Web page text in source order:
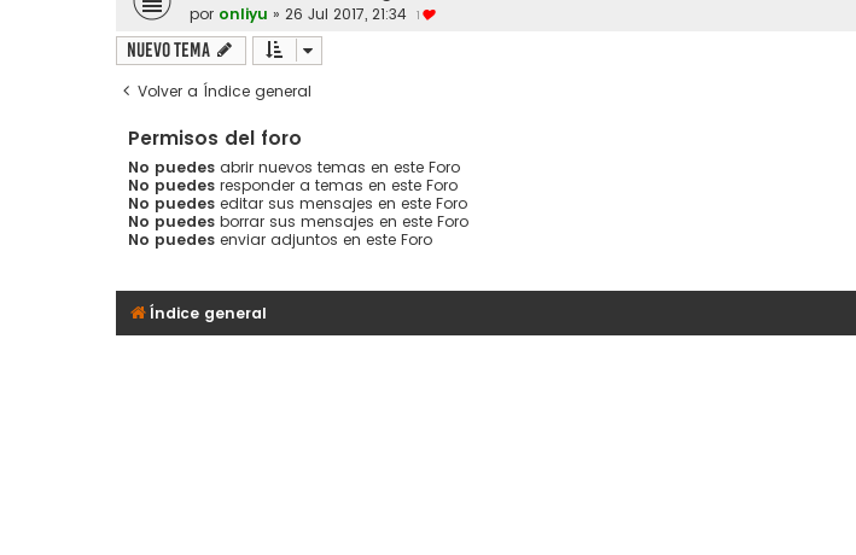
por onliyu » 26 Jul 2017, 21:34 1
Nuevo Tema
Volver a Índice general
Permisos del foro
No puedes abrir nuevos temas en este Foro
No puedes responder a temas en este Foro
No puedes editar sus mensajes en este Foro
No puedes borrar sus mensajes en este Foro
No puedes enviar adjuntos en este Foro
Índice general